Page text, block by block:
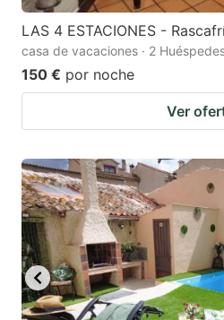
LAS 4 ESTACIONES -
casa de vacaciones · 2
150 € por noche
Ver